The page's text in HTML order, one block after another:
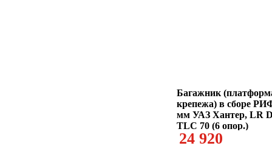
Багажник
крепежа) в сборе
мм УАЗ Хантер, LR
TLC 70 (6 опор.)
24 920